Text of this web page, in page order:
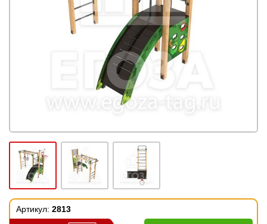
Артикул: 2813